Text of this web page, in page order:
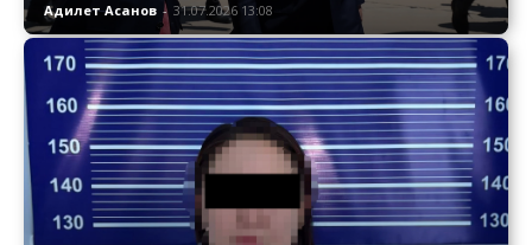
Адилет Асанов - 31.07.2026 13:08